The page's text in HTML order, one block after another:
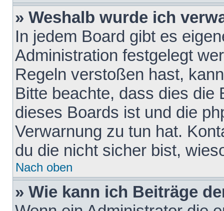
» Weshalb wurde ich
In jedem Board gibt es
Administration festgelegt
Regeln verstoßen hast,
Bitte beachte, dass dies die
dieses Boards ist und die
Verwarnung zu tun hat.
du die nicht sicher bist,
Nach oben
» Wie kann ich Beiträge